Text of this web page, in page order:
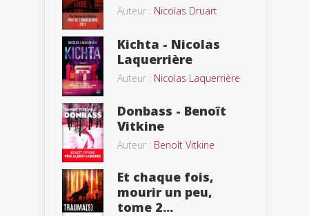
Auteur : Nicolas Druart
Kichta - Nicolas
Laquerrière
Auteur : Nicolas Laquerrière
Donbass - Benoît
Vitkine
Auteur : Benoît Vitkine
Et chaque fois,
mourir un peu,
tome 2...